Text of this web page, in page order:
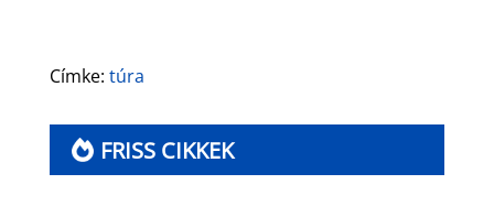
Címke: túra
FRISS CIKKEK